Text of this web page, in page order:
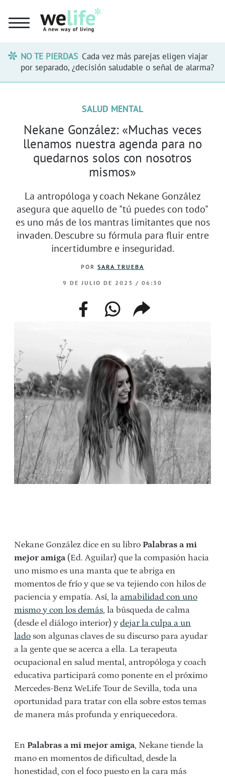
NO TE PIERDAS Cada vez más parejas eligen viajar
por separado, ¿decisión saludable o señal de alarma?
SALUD MENTAL
Nekane González: «Muchas veces
llenamos nuestra agenda para no
quedarnos solos con nosotros
mismos»
La antropóloga y coach Nekane González
asegura que aquello de "tú puedes con todo"
es uno más de los mantras limitantes que nos
invaden. Descubre su fórmula para fluir entre
incertidumbre e inseguridad.
POR SARA TRUEBA
9 DE JULIO DE 2023 / 06:30
facebookwhatsappcompartir
enlace
Nekane González dice en su libro Palabras a mi
mejor amiga (Ed. Aguilar) que la compasión hacia
uno mismo es una manta que te abriga en
momentos de frío y que se va tejiendo con hilos de
paciencia y empatía. Así, la amabilidad con uno
mismo y con los demás, la búsqueda de calma
(desde el diálogo interior) y dejar la culpa a un
lado son algunas claves de su discurso para ayudar
a la gente que se acerca a ella. La terapeuta
ocupacional en salud mental, antropóloga y coach
educativa participará como ponente en el próximo
Mercedes-Benz WeLife Tour de Sevilla, toda una
oportunidad para tratar con ella sobre estos temas
de manera más profunda y enriquecedora.
En Palabras a mi mejor amiga, Nekane tiende la
mano en momentos de dificultad, desde la
honestidad, con el foco puesto en la cara más